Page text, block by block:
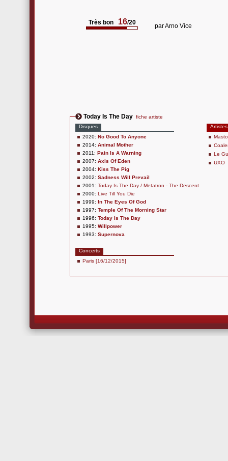
Très bon 16/20 parArno Vice
Today Is The Day fiche artiste
Disques
2020: No Good To Anyone
2014: Animal Mother
2011: Pain Is A Warning
2007: Axis Of Eden
2004: Kiss The Pig
2002: Sadness Will Prevail
2001: Today Is The Day / Metatron - The Descent
2000: Live Till You Die
1999: In The Eyes Of God
1997: Temple Of The Morning Star
1996: Today Is The Day
1995: Willpower
1993: Supernova
Concerts
Paris [16/12/2015]
Artistes
Le
UXO